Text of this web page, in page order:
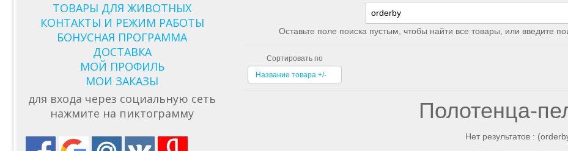
ТОВАРЫ ДЛЯ ЖИВОТНЫХ
КОНТАКТЫ И РЕЖИМ РАБОТЫ
БОНУСНАЯ ПРОГРАММА
ДОСТАВКА
МОЙ ПРОФИЛЬ
МОИ ЗАКАЗЫ
для входа через социальную сеть
нажмите на пиктограмму
Оставьте поле поиска пустым, чтобы найти все товары, или введите
Сортировать по
Название товара +/-
Полотенца-
Нет результатов :